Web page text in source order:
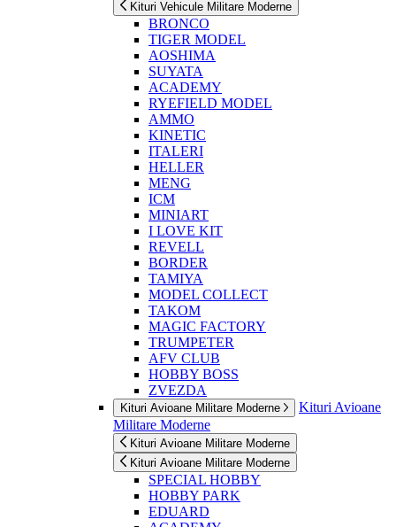
Kituri Vehicule Militare Moderne
BRONCO
TIGER MODEL
AOSHIMA
SUYATA
ACADEMY
RYEFIELD MODEL
AMMO
KINETIC
ITALERI
HELLER
MENG
ICM
MINIART
I LOVE KIT
REVELL
BORDER
TAMIYA
MODEL COLLECT
TAKOM
MAGIC FACTORY
TRUMPETER
AFV CLUB
HOBBY BOSS
ZVEZDA
Kituri Avioane Militare Moderne
Kituri Avioane
Militare Moderne
Kituri Avioane Militare Moderne
Kituri Avioane Militare Moderne
SPECIAL HOBBY
HOBBY PARK
EDUARD